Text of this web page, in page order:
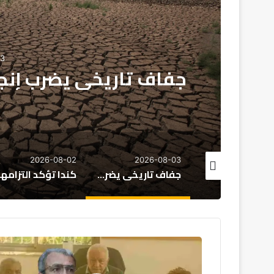
دولي
2026-08-03
يضرب إنجلترا وويلز.. الأسوأ
2026-08-03
جفاف تاريخي يضرب إنجلترا وويلز.. الأسوأ منذ 1836
2026-08-02
كندا تؤكد التزامها بتعزيز العلاقات المغربية الكندية وتوسيع مجالات التعاون
التكتل
شريط